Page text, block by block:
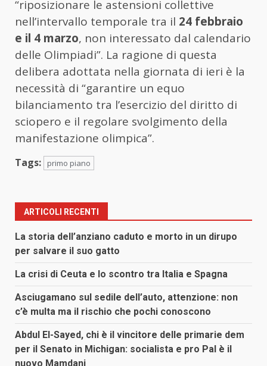
“riposizionare le astensioni collettive
nell’intervallo temporale tra il 24 febbraio
e il 4 marzo, non interessato dal calendario
delle Olimpiadi”. La ragione di questa
delibera adottata nella giornata di ieri è la
necessità di “garantire un equo
bilanciamento tra l’esercizio del diritto di
sciopero e il regolare svolgimento della
manifestazione olimpica”.
Tags: primo piano
ARTICOLI RECENTI
La storia dell’anziano caduto e morto in un dirupo
per salvare il suo gatto
La crisi di Ceuta e lo scontro tra Italia e Spagna
Asciugamano sul sedile dell’auto, attenzione: non
c’è multa ma il rischio che pochi conoscono
Abdul El-Sayed, chi è il vincitore delle primarie dem
per il Senato in Michigan: socialista e pro Pal è il
nuovo Mamdani